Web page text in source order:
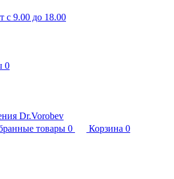
с 9.00 до 18.00
0
товары 0 Корзина 0